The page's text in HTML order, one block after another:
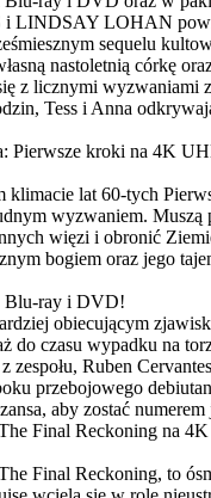
LINDSAY LOHAN
sequelu
nastoletnią córkę
z licznymi wyzwaniami
Tess i Anna
Pierwsze kroki na 4K
klimacie lat 60-tych
wyzwaniem. Muszą
więzi i obronić
bogiem oraz jego
Blu-ray i DVD!
obiecującym
do czasu wypadku na
zespołu, Ruben
przebojowego
aby zostać
Final Reckoning na
Final Reckoning, to